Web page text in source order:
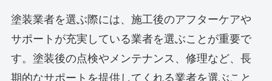
塗装業者を選ぶ際には、施工後のアフターケアや
サポートが充実している業者を選ぶことが重要で
す。塗装後の点検やメンテナンス、修理など、長
期的なサポートを提供してくれる業者を選ぶこと